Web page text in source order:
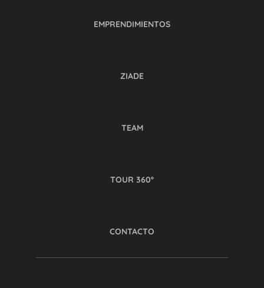
EMPRENDIMIENTOS
ZIADE
TEAM
TOUR 360º
CONTACTO